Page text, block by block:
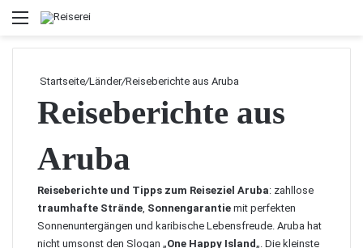
Menü
Startseite/Länder/Reiseberichte aus Aruba
Reiseberichte aus
Aruba
Reiseberichte und Tipps zum Reiseziel Aruba: zahllose
traumhafte Strände, Sonnengarantie mit perfekten
Sonnenuntergängen und karibische Lebensfreude. Aruba hat
nicht umsonst den Slogan „One Happy Island„. Die kleinste